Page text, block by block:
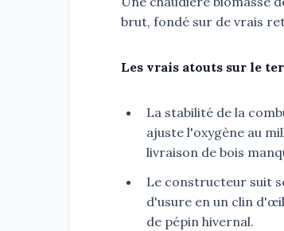
brut, fondé sur de vrais
Les vrais atouts sur le
La stabilité de la
ajuste l'oxygène au
livraison de bois
Le constructeur suit
d'usure en un clin
de pépin hivernal.